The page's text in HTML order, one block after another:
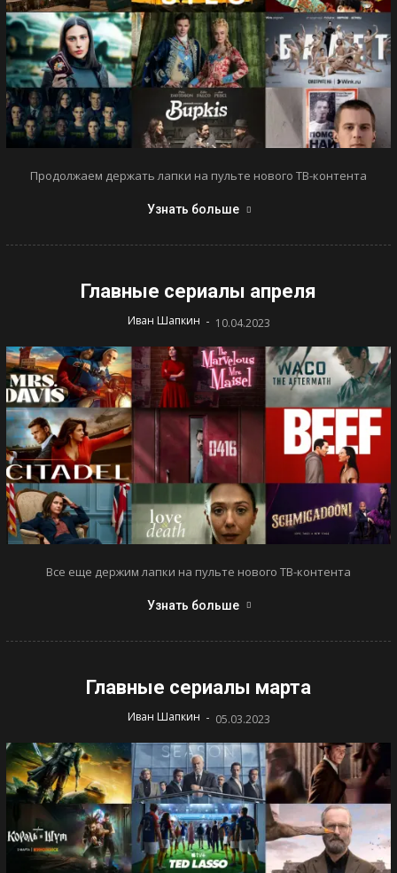
Продолжаем держать лапки на пульте нового ТВ-контента
Узнать больше
Главные сериалы апреля
Иван Шапкин - 10.04.2023
Все еще держим лапки на пульте нового ТВ-контента
Узнать больше
Главные сериалы марта
Иван Шапкин - 05.03.2023